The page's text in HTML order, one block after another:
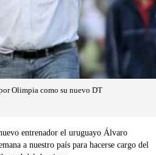
Olimpia como su nuevo DT
entrenador el uruguayo Álvaro
a nuestro país para hacerse cargo del